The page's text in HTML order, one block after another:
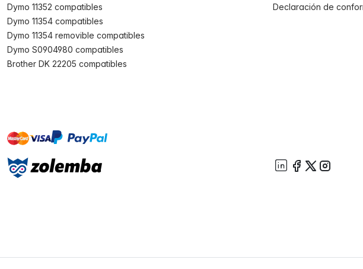
Dymo 11352 compatibles
Dymo 11354 compatibles
Dymo 11354 removible compatibles
Dymo S0904980 compatibles
Brother DK 22205 compatibles
Declaración de
mastervisa paypal